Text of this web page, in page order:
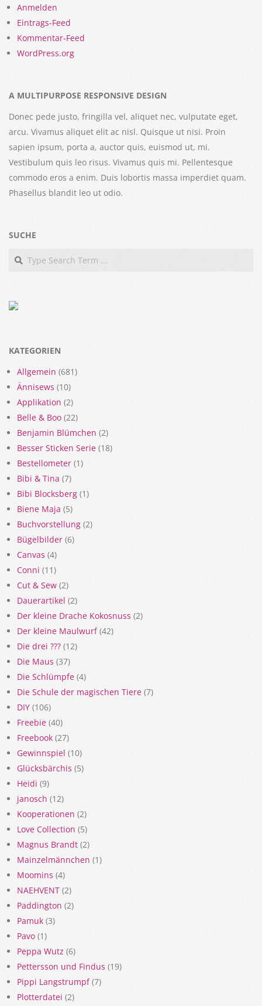
Anmelden
Eintrags-Feed
Kommentar-Feed
WordPress.org
A MULTIPURPOSE RESPONSIVE DESIGN
Donec pede justo, fringilla vel, aliquet nec, vulputate eget,
arcu. Vivamus aliquet elit ac nisl. Quisque ut nisi. Proin
sapien ipsum, porta a, auctor quis, euismod ut, mi.
Vestibulum quis leo risus. Vivamus quis mi. Pellentesque
commodo eros a enim. Duis lobortis massa imperdiet quam.
Phasellus blandit leo ut odio.
SUCHE
Search
KATEGORIEN
Allgemein (681)
Ännisews (10)
Applikation (2)
Belle & Boo (22)
Benjamin Blümchen (2)
Besser Sticken Serie (18)
Bestellometer (1)
Bibi & Tina (7)
Bibi Blocksberg (1)
Biene Maja (5)
Buchvorstellung (2)
Bügelbilder (6)
Canvas (4)
Conni (11)
Cut & Sew (2)
Dauerartikel (2)
Der kleine Drache Kokosnuss (2)
Der kleine Maulwurf(42)
Die drei ??? (12)
Die Maus (37)
Die Schlümpfe (4)
Die Schule der magischen Tiere (7)
DIY (106)
Freebie (40)
Freebook (27)
Gewinnspiel (10)
Glücksbärchis (5)
Heidi (9)
janosch (12)
Kooperationen (2)
Love Collection (5)
Magnus Brandt (2)
Mainzelmännchen (1)
Moomins (4)
NAEHVENT (2)
Paddington (2)
Pamuk (3)
Pavo (1)
Peppa Wutz (6)
Pettersson und Findus (19)
Pippi Langstrumpf(7)
Plotterdatei (2)